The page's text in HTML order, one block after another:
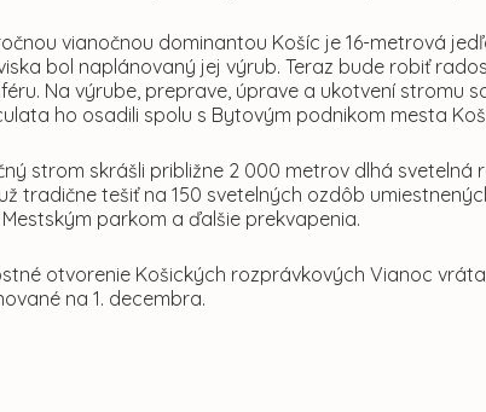
vianočnou dominantou Košíc je 16-metrová
bol naplánovaný jej výrub. Teraz bude robiť
Na výrube, preprave, úprave a ukotvení stromu
ho osadili spolu s Bytovým podnikom mesta
strom skrášli približne 2 000 metrov dlhá svetelná
tradične tešiť na 150 svetelných ozdôb
Mestským parkom a ďalšie prekvapenia.
otvorenie Košických rozprávkových Vianoc
na 1. decembra.